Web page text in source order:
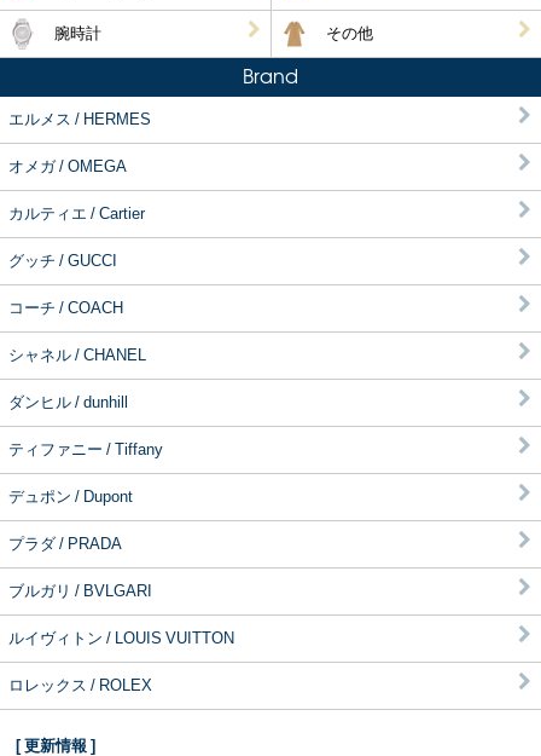
腕時計 その他
Brand
エルメス / HERMES
オメガ / OMEGA
カルティエ / Cartier
グッチ / GUCCI
コーチ / COACH
シャネル / CHANEL
ダンヒル / dunhill
ティファニー / Tiffany
デュポン / Dupont
プラダ / PRADA
ブルガリ / BVLGARI
ルイヴィトン / LOUIS VUITTON
ロレックス / ROLEX
[ 更新情報 ]